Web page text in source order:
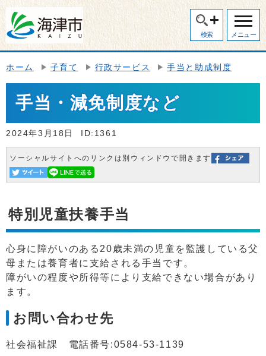
検索 メニュー
ホーム 子育て 行政サービス 手当と助成制度
手当・減免制度など
2024年3月18日 ID:1361
ソーシャルサイトへのリンクは別ウィンドウで開きます
特別児童扶養手当
心身に障がいのある20歳未満の児童を監護している父
母または養育者に支給される手当です。
障がいの程度や所得等により支給できない場合があり
ます。
お問い合わせ先
社会福祉課 電話番号:0584-53-1139